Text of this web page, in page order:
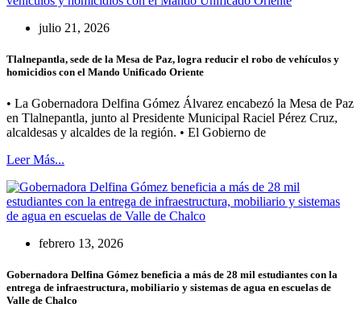
julio 21, 2026
Tlalnepantla, sede de la Mesa de Paz, logra reducir el robo de vehículos y
homicidios con el Mando Unificado Oriente
• La Gobernadora Delfina Gómez Álvarez encabezó la Mesa de Paz
en Tlalnepantla, junto al Presidente Municipal Raciel Pérez Cruz,
alcaldesas y alcaldes de la región. • El Gobierno de
Leer Más...
febrero 13, 2026
Gobernadora Delfina Gómez beneficia a más de 28 mil estudiantes con la
entrega de infraestructura, mobiliario y sistemas de agua en escuelas de
Valle de Chalco